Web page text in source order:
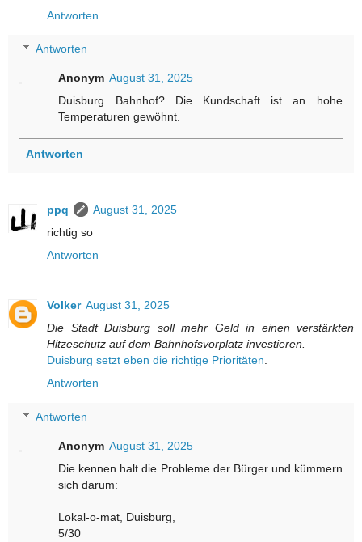
Antworten
Antworten
Anonym August 31, 2025
Duisburg Bahnhof? Die Kundschaft ist an hohe
Temperaturen gewöhnt.
Antworten
ppq
August 31, 2025
richtig so
Antworten
Volker August 31, 2025
Die Stadt Duisburg soll mehr Geld in einen verstärkten
Hitzeschutz auf dem Bahnhofsvorplatz investieren.
Duisburg setzt eben die richtige Prioritäten.
Antworten
Antworten
Anonym August 31, 2025
Die kennen halt die Probleme der Bürger und kümmern
sich darum:
Lokal-o-mat, Duisburg,
5/30